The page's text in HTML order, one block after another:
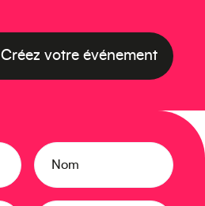
Créez votre événement
Nom